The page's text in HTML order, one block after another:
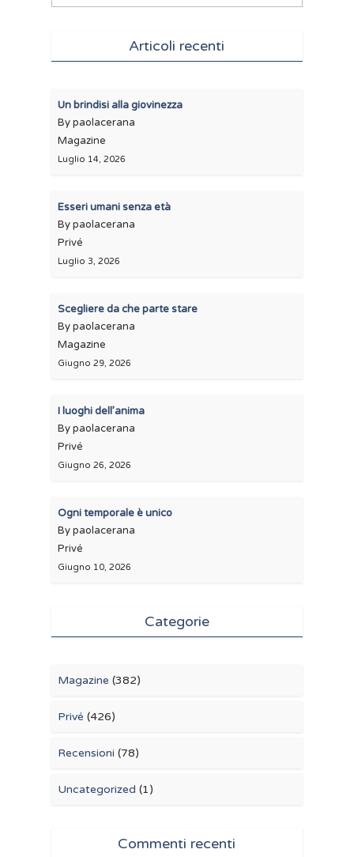
Articoli recenti
Un brindisi alla giovinezza
By paolacerana
Magazine
Luglio 14, 2026
Esseri umani senza età
By paolacerana
Privé
Luglio 3, 2026
Scegliere da che parte stare
By paolacerana
Magazine
Giugno 29, 2026
I luoghi dell’anima
By paolacerana
Privé
Giugno 26, 2026
Ogni temporale è unico
By paolacerana
Privé
Giugno 10, 2026
Categorie
Magazine (382)
Privé (426)
Recensioni (78)
Uncategorized (1)
Commenti recenti